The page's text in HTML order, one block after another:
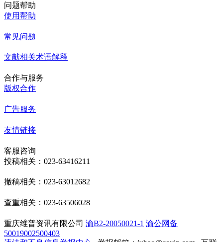
问题帮助
使用帮助
常见问题
文献相关术语解释
合作与服务
版权合作
广告服务
友情链接
客服咨询
投稿相关：023-63416211
撤稿相关：023-63012682
查重相关：023-63506028
重庆维普资讯有限公司 渝B2-20050021-1 渝公网备
50019002500403